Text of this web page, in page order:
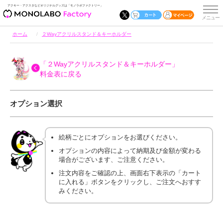
アクキー・アクスタなどオリジナルグッズは「モノラボファクトリー」
ホーム ２Wayアクリルスタンド＆キーホルダー
「２Wayアクリルスタンド＆キーホルダー」
料金表に戻る
オプション選択
絵柄ごとにオプションをお選びください。
オプションの内容によって納期及び金額が変わる
場合がございます、ご注意ください。
注文内容をご確認の上、画面右下表示の「カート
に入れる」ボタンをクリックし、ご注文へおすす
みください。